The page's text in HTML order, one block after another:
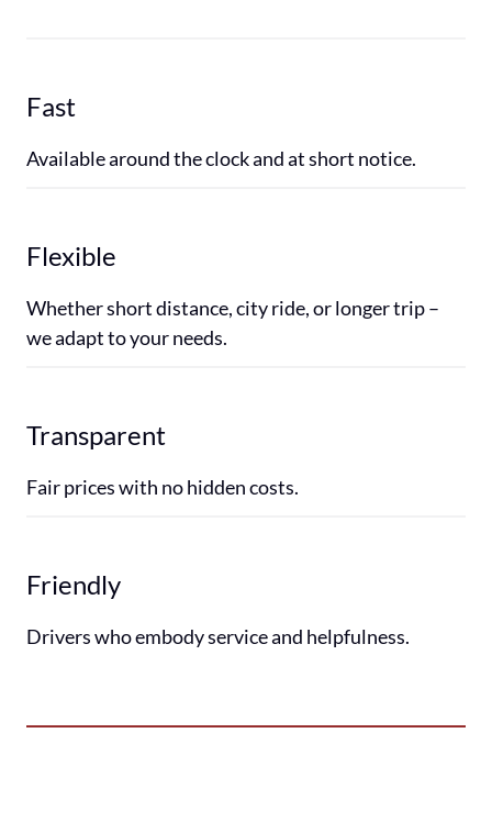
Fast
Available around the clock and at short notice.
Flexible
Whether short distance, city ride, or longer trip –
we adapt to your needs.
Transparent
Fair prices with no hidden costs.
Friendly
Drivers who embody service and helpfulness.